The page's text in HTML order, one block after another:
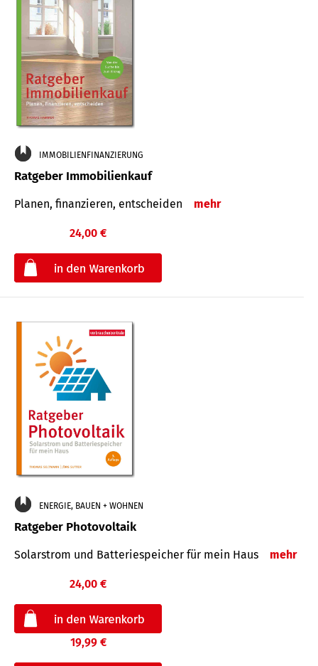
IMMOBILIENFINANZIERUNG
Ratgeber Immobilienkauf
Planen, finanzieren, entscheiden mehr
24,00 €
ENERGIE, BAUEN + WOHNEN
Ratgeber Photovoltaik
Solarstrom und Batteriespeicher für mein Haus mehr
24,00 €
19,99 €